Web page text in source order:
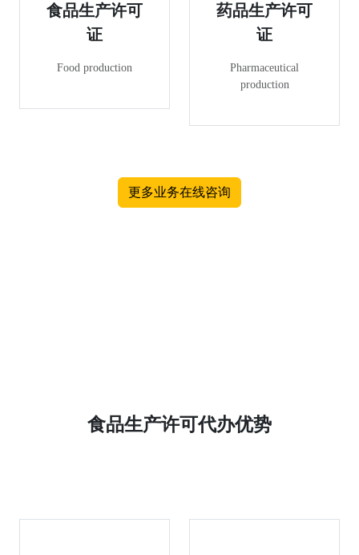
食品生产许可
证
Food production
药品生产许可
证
Pharmaceutical
production
更多业务在线咨询
食品生产许可代办优势